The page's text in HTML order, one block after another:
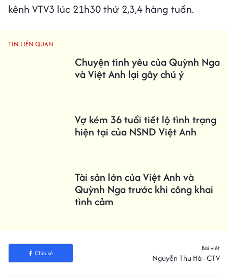
kênh VTV3 lúc 21h30 thứ 2,3,4 hàng tuần.
TIN LIÊN QUAN
Chuyện tình yêu của Quỳnh Nga
và Việt Anh lại gây chú ý
Vợ kém 36 tuổi tiết lộ tình trạng
hiện tại của NSND Việt Anh
Tài sản lớn của Việt Anh và
Quỳnh Nga trước khi công khai
tình cảm
Chia sẻ
Bài viết
Nguyễn Thu Hà - CTV